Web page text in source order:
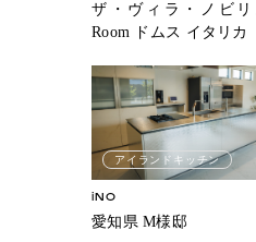
ザ・ヴィラ・ノビ
Room ドムス イタリカ
アイランドキッチン
iNO
愛知県 M様邸